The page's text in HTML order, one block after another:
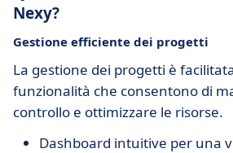
Nexy?
Gestione efficiente dei progetti
La gestione dei progetti è
funzionalità che consentono di
controllo e ottimizzare le risorse.
Dashboard intuitive per una